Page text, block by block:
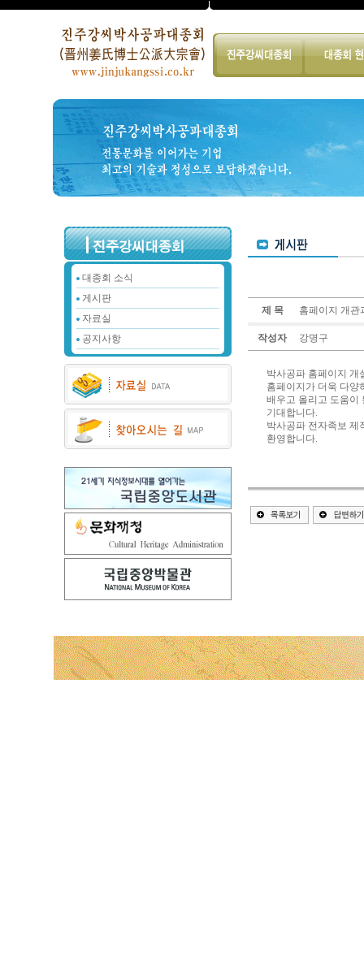
대종회 소식
게시판
자료실
공지사항
제 목 홈페이지 개관
작성자 강명구
박사공파 홈페이지 개
홈페이지가 더욱 다양
배우고 올리고 도움이
기대합니다.
박사공파 전자족보 제
환영합니다.